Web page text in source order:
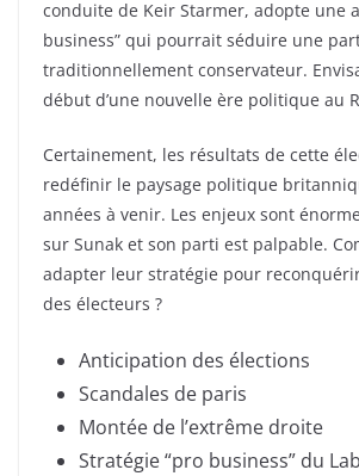
conduite de Keir Starmer, adopte une
business” qui pourrait séduire une
traditionnellement conservateur.
début d’une nouvelle ère politique au
Certainement, les résultats de cette
redéfinir le paysage politique
années à venir. Les enjeux sont
sur Sunak et son parti est palpable.
adapter leur stratégie pour
des électeurs ?
Anticipation des élections
Scandales de paris
Montée de l’extrême droite
Stratégie “pro business” du